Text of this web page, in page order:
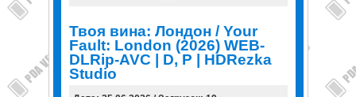
Твоя вина: Лондон / Your
Fault: London (2026) WEB-
DLRip-AVC | D, P | HDRezka
Studio